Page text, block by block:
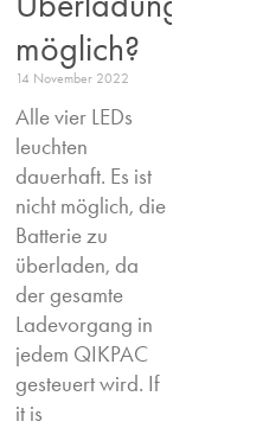
möglich?
14 November 2022
Alle vier LEDs
leuchten
dauerhaft. Es ist
nicht möglich, die
Batterie zu
überladen, da
der gesamte
Ladevorgang in
jedem QIKPAC
gesteuert wird. If
it is